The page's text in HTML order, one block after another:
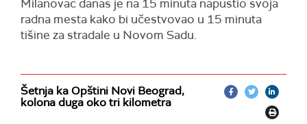
su ranije oglasile knjižare Bulevar Buks, Zenit
Buks, Laguna i Vulkan. Takođe obustavi rada
Štrajku se pridružio i deo IT zajednice, koji su se
okupili na raskrsnici Bulevara cara Lazara i
Milanovac danas je na 15 minuta napustio svoja
radna mesta kako bi učestvovao u 15 minuta
tišine za stradale u Novom Sadu.
Šetnja ka Opštini Novi Beograd,
kolona duga oko tri kilometra